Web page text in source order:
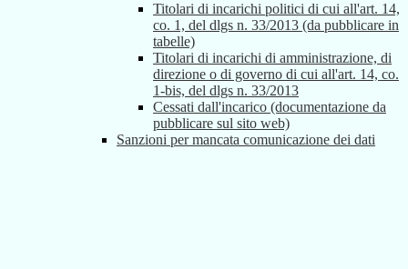
Titolari di incarichi politici di cui all'art. 14,
co. 1, del dlgs n. 33/2013 (da pubblicare in
tabelle)
Titolari di incarichi di amministrazione, di
direzione o di governo di cui all'art. 14, co.
1-bis, del dlgs n. 33/2013
Cessati dall'incarico (documentazione da
pubblicare sul sito web)
Sanzioni per mancata comunicazione dei dati